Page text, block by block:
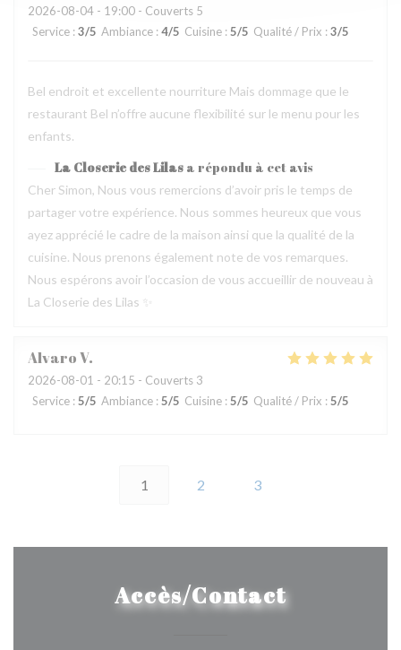
2026-08-04 - 19:00 - Couverts 5
Service : 3/5 Ambiance : 4/5 Cuisine : 5/5 Qualité / Prix : 3/5
Bel endroit et excellente nourriture Mais dommage que le
restaurant Bel n’offre aucune flexibilité sur le menu pour les
enfants.
La Closerie des Lilas a répondu à cet avis
Cher Simon, Nous vous remercions d’avoir pris le temps de
partager votre expérience. Nous sommes heureux que vous
ayez apprécié le cadre de la maison ainsi que la qualité de la
cuisine. Nous prenons également note de vos remarques.
Nous espérons avoir l’occasion de vous accueillir de nouveau à
La Closerie des Lilas ✨
AlvaroV
2026-08-01 - 20:15 - Couverts 3
Service : 5/5 Ambiance : 5/5 Cuisine : 5/5 Qualité / Prix : 5/5
1 2 3
Accès/Contact